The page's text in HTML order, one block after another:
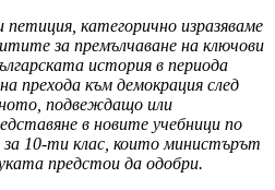
категорично изразяваме
за премълчаване на ключови
история в периода
прехода към демокрация след
подвеждащо или
в новите учебници по
за 10-ти клас, които министърът
предстои да одобри.